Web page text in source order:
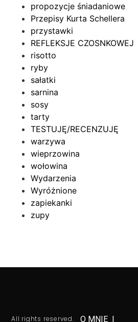
propozycje śniadaniowe
Przepisy Kurta Schellera
przystawki
REFLEKSJE CZOSNKOWEJ
risotto
ryby
sałatki
sarnina
sosy
tarty
TESTUJĘ/RECENZUJĘ
warzywa
wieprzowina
wołowina
Wydarzenia
Wyróżnione
zapiekanki
zupy
All rights reserved. O MNIE |